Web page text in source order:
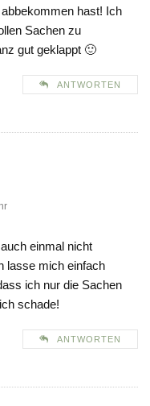
hast! Ich
Sachen zu
gut geklappt 🙂
ANTWORTEN
einmal nicht
lasse mich einfach
ich nur die Sachen
schade!
ANTWORTEN